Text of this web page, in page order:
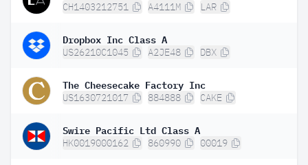
CH1403212751 A4111M LAR
Dropbox Inc Class A
US26210C1045 A2JE48 DBX
The Cheesecake Factory Inc
US1630721017 884888 CAKE
Swire Pacific Ltd Class A
HK0019000162 860990 00019